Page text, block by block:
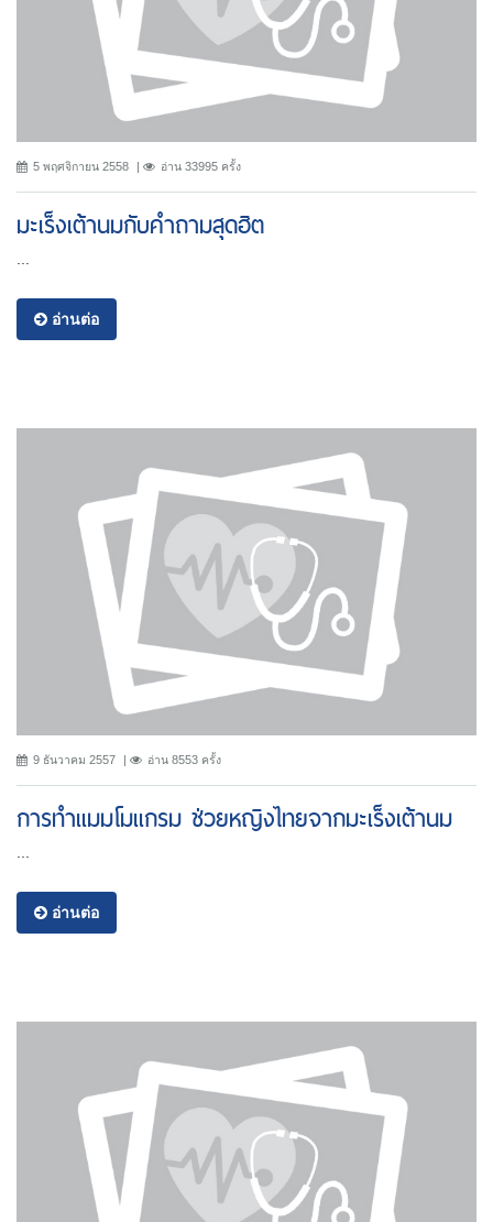
5 พฤศจิกายน 2558 อ่าน 33995 ครั้ง
มะเร็งเต้านมกับคำถามสุดฮิต
...
อ่านต่อ
9 ธันวาคม 2557 อ่าน 8553 ครั้ง
การทำแมมโมแกรม ช่วยหญิงไทยจากมะเร็งเต้านม
อ่านต่อ